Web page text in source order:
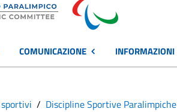
COMUNICAZIONE INFORMAZIONI
Discipline Sportive Paralimpiche